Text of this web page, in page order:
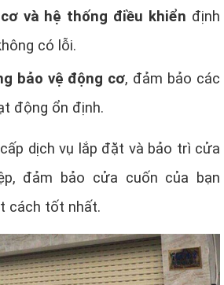
và hệ thống điều khiển định
có lỗi.
bảo vệ động cơ, đảm bảo các
động ổn định.
dịch vụ lắp đặt và bảo trì cửa
đảm bảo cửa cuốn của bạn
cách tốt nhất.